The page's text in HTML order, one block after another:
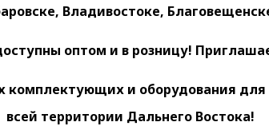
Владивостоке,
оптом и в розницу!
и оборудования для
всей территории Дальнего Востока!